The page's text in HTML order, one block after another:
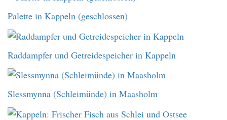
Palette in Kappeln (geschlossen)
Raddampfer und Getreidespeicher in Kappeln
Slessmynna (Schleimünde) in Maasholm